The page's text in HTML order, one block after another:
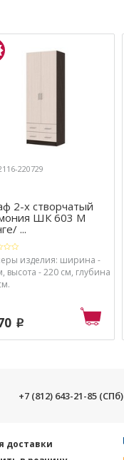
220729
2-х створчатый
ШК 603 М
...
изделия: ширина -
высота - 220 см, глубина
p
+7 (812) 643-21-85 (СПб)
доставки